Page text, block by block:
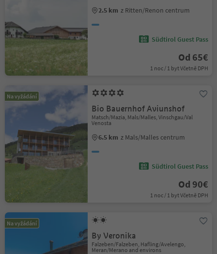
2.5 km z Ritten/Renon centrum
Südtirol Guest Pass
Od 65€
1 noc / 1 byt Včetně DPH
Na vyžádání
Bio Bauernhof Aviunshof
Matsch/Mazia, Mals/Malles, Vinschgau/Val
Venosta
6.5 km z Mals/Malles centrum
Südtirol Guest Pass
Od 90€
1 noc / 1 byt Včetně DPH
Na vyžádání
By Veronika
Falzeben/Falzeben, Hafling/Avelengo,
Meran/Merano and environs